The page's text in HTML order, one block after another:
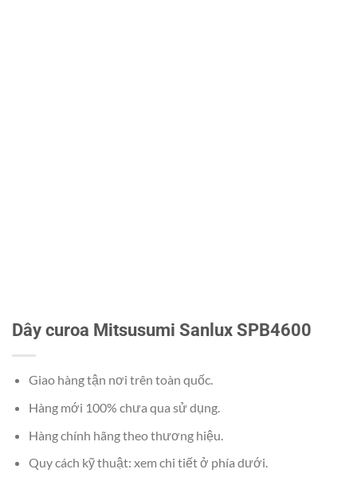
Dây curoa Mitsusumi Sanlux SPB4600
Giao hàng tận nơi trên toàn quốc.
Hàng mới 100% chưa qua sử dụng.
Hàng chính hãng theo thương hiệu.
Quy cách kỹ thuật: xem chi tiết ở phía dưới.